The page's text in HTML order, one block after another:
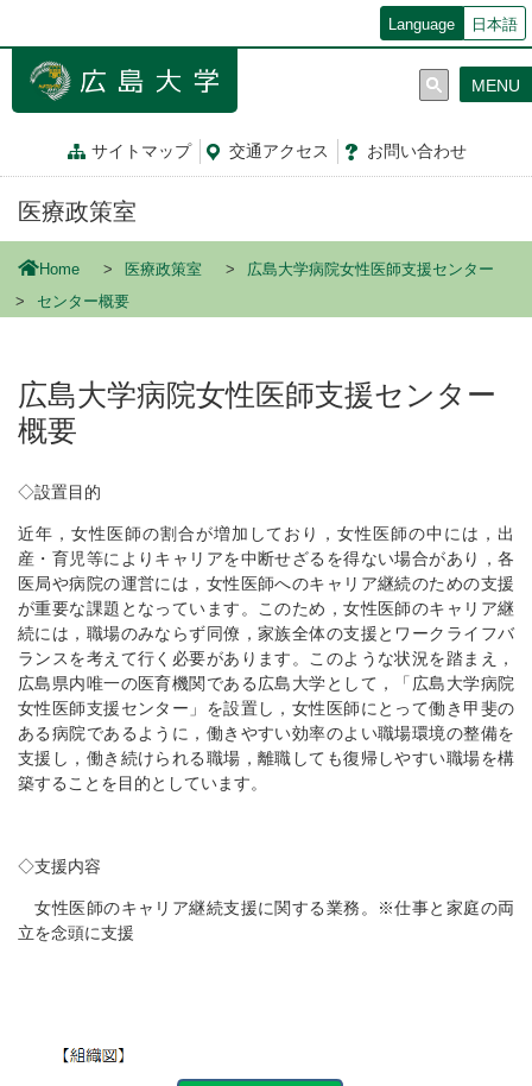
ン
Language 日本語
サイトマップ 交通アクセス お問い合わせ
MENU
医療政策室
Home 医療政策室
広島大学病院女性医師支援センター
センター概要
広島大学病院女性医師支援センター
概要
◇設置目的
近年，女性医師の割合が増加しており，女性医師の中には，出
産・育児等によりキャリアを中断せざるを得ない場合があり，各
医局や病院の運営には，女性医師へのキャリア継続のための支援
が重要な課題となっています。このため，女性医師のキャリア継
続には，職場のみならず同僚，家族全体の支援とワークライフバ
ランスを考えて行く必要があります。このような状況を踏まえ，
広島県内唯一の医育機関である広島大学として，「広島大学病院
女性医師支援センター」を設置し，女性医師にとって働き甲斐の
ある病院であるように，働きやすい効率のよい職場環境の整備を
支援し，働き続けられる職場，離職しても復帰しやすい職場を構
築することを目的としています。
◇支援内容
女性医師のキャリア継続支援に関する業務。※仕事と家庭の両
立を念頭に支援